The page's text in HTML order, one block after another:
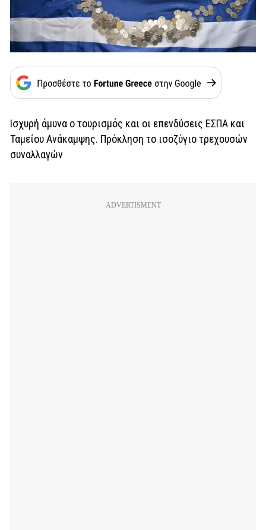
Ισχυρή άμυνα ο τουρισμός και οι επενδύσεις ΕΣΠΑ και
Ταμείου Ανάκαμψης. Πρόκληση το ισοζύγιο τρεχουσών
συναλλαγών